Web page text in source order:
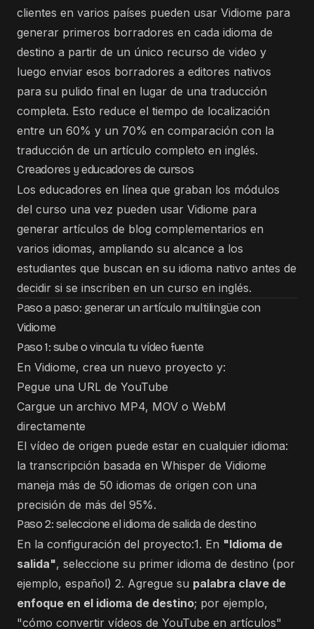
clientes en varios países pueden usar Vidiome para
generar primeros borradores en cada idioma de
destino a partir de un único recurso de video y
luego enviar esos borradores a editores nativos
para su pulido final en lugar de una traducción
completa. Esto reduce el tiempo de localización
entre un 60% y un 70% en comparación con la
traducción de un artículo completo en inglés.
Creadores y educadores de cursos
Los educadores en línea que graban los módulos
del curso una vez pueden usar Vidiome para
generar artículos de blog complementarios en
varios idiomas, ampliando su alcance a los
estudiantes que buscan en su idioma nativo antes de
decidir si se inscriben en un curso en inglés.
Paso a paso: generar un artículo multilingüe con
Vidiome
Paso 1: sube o vincula tu vídeo fuente
En Vidiome, crea un nuevo proyecto y:
Pegue una URL de YouTube
Cargue un archivo MP4, MOV o WebM
directamente
El vídeo de origen puede estar en cualquier idioma:
la transcripción basada en Whisper de Vidiome
maneja más de 50 idiomas de origen con una
precisión de más del 95%.
Paso 2: seleccione el idioma de salida de destino
En la configuración del proyecto:1. En "Idioma de
salida", seleccione su primer idioma de destino (por
ejemplo, español) 2. Agregue su palabra clave de
enfoque en el idioma de destino; por ejemplo,
"cómo convertir vídeos de YouTube en artículos"